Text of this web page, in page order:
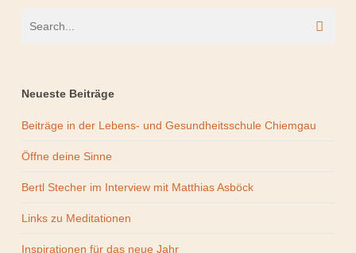
Neueste Beiträge
Beiträge in der Lebens- und Gesundheitsschule Chiemgau
Öffne deine Sinne
Bertl Stecher im Interview mit Matthias Asböck
Links zu Meditationen
Inspirationen für das neue Jahr